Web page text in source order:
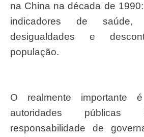
na China na década de
indicadores de saúde,
desigualdades e
população.
O realmente importante é saber se as
autoridades públicas
responsabilidade de